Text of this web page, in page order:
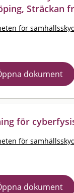
Sträckan
för
dokument
för
för
dokument